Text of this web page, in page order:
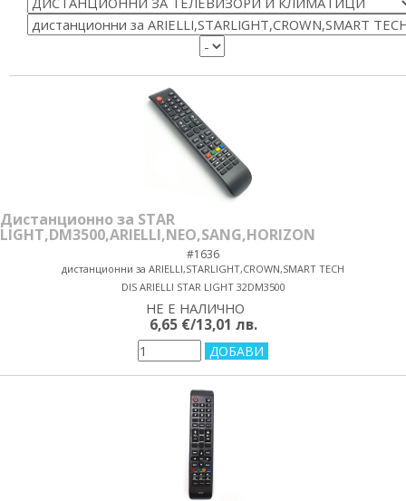
Дистанционно за STAR
LIGHT,DM3500,ARIELLI,NEO,SANG,HORIZON
#1636
дистанционни за ARIELLI,STARLIGHT,CROWN,SMART TECH
DIS ARIELLI STAR LIGHT 32DM3500
НЕ Е НАЛИЧНО
6,65 €/13,01 лв.